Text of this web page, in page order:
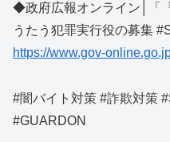
◆政府広報オンライン│「
うたう犯罪実行役の募集
https://www.gov-
#闇バイト対策 #詐欺対策
#GUARDON